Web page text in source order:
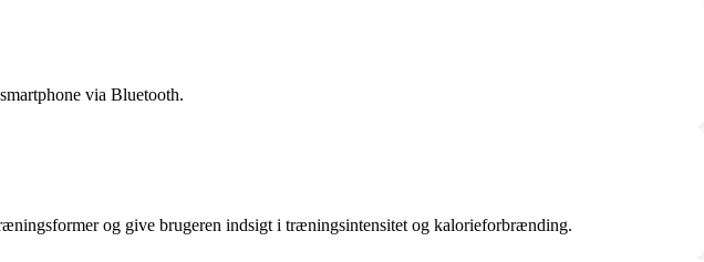
via Bluetooth.
og give brugeren indsigt i træningsintensitet og kalorieforbrænding.